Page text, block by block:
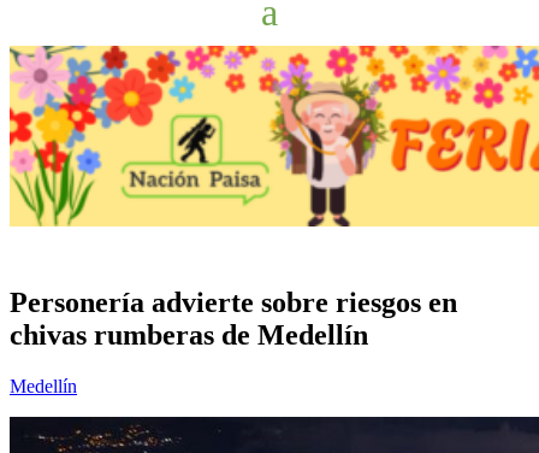
Personería advierte sobre riesgos en
chivas rumberas de Medellín
Medellín